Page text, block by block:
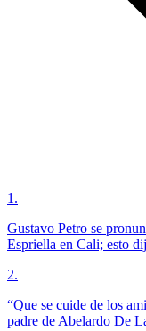
1 .
Gustavo Petro se
Espriella en Cali; esto
2.
“Que se cuide de los
padre de Abelardo De